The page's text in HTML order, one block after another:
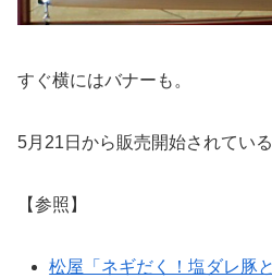
すぐ横にはバナーも。
5月21日から販売開始されてい
【参照】
松屋「ネギだく！塩ダレ豚